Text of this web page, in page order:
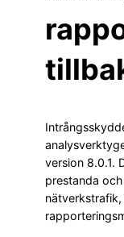
version 8.0.1.
prestanda